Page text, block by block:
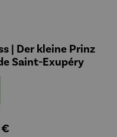
| Der kleine Prinz
Saint-Exupéry